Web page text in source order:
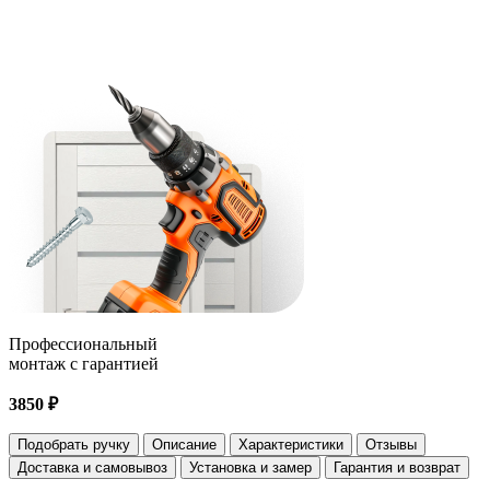
Профессиональный
монтаж с гарантией
3850 ₽
Подобрать ручку Описание Характеристики
Отзывы
Доставка и самовывоз
Установка и замер Гарантия и возврат